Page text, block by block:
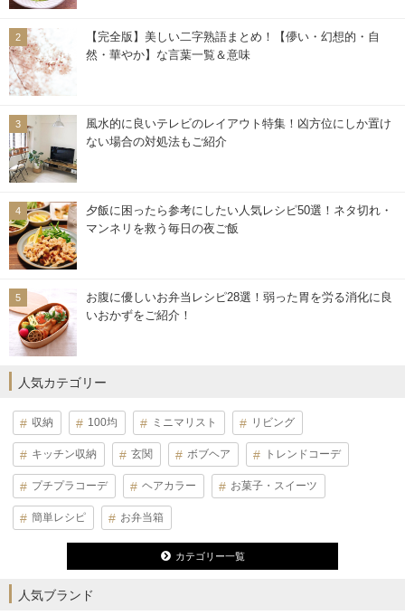
【完全版】美しい二字熟語まとめ！【儚い・幻想的・自
然・華やか】な言葉一覧＆意味
風水的に良いテレビのレイアウト特集！凶方位にしか置け
ない場合の対処法もご紹介
夕飯に困ったら参考にしたい人気レシピ50選！ネタ切れ・
マンネリを救う毎日の夜ご飯
お腹に優しいお弁当レシピ28選！弱った胃を労る消化に良
いおかずをご紹介！
人気カテゴリー
収納 100均 ミニマリスト リビング
キッチン収納 玄関 ボブヘア トレンドコーデ
プチプラコーデ ヘアカラー お菓子・スイーツ
簡単レシピ お弁当箱
カテゴリー一覧
人気ブランド